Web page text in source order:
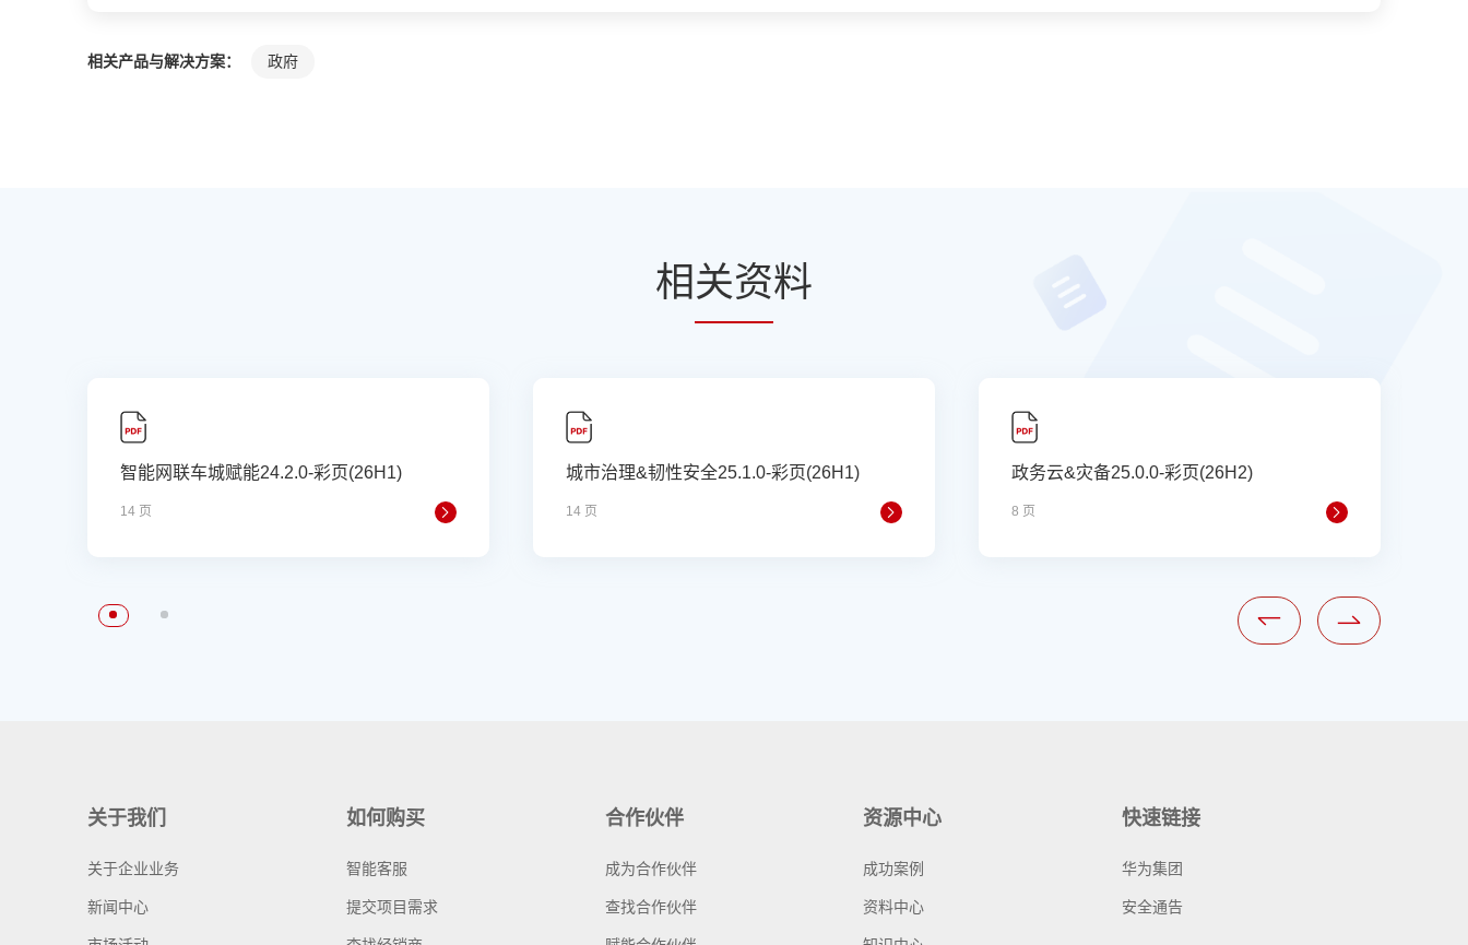
相关产品与解决方案： 政府
相关资料
智能网联车城赋能24.2.0-彩页(26H1)
14 页
城市治理&韧性安全25.1.0-彩页(26H1)
14 页
政务云&灾备25.0.0-彩页(26H2)
8 页
关于我们
关于企业业务
新闻中心
如何购买
智能客服
提交项目需求
合作伙伴
成为合作伙伴
查找合作伙伴
资源中心
成功案例
资料中心
快速链接
华为集团
安全通告